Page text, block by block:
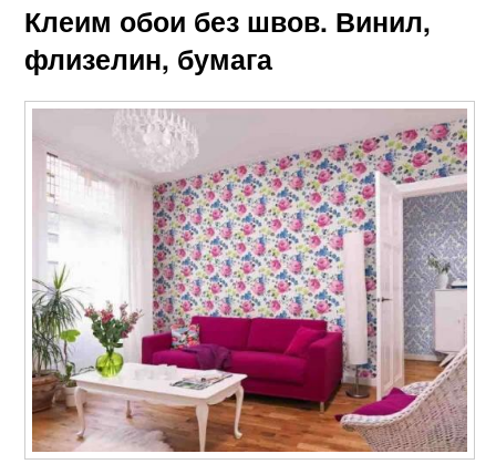
Клеим обои без швов. Винил,
флизелин, бумага